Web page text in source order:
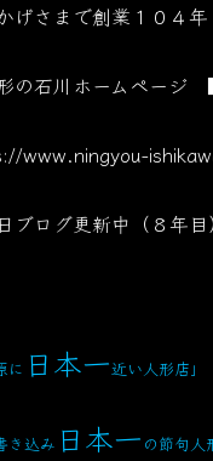
さまで創業１０４
石川ホームペー
www.ningyou-
ログ更新中（８年
に 日本一近い人形店」
き込み 日本一 の節句人